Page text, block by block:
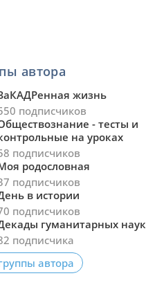
автора
жизнь
подписчиков
- тесты и
на уроках
подписчиков
родословная
подписчиков
в истории
подписчиков
гуманитарных наук
подписчика
автора